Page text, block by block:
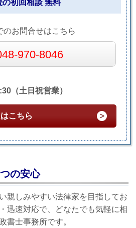
の初回相談 無料
のお問合せはこちら
970-8046
（土日祝営業）
こちら
の安心
親しみやすい法律家を目指してお
迅速対応で、どなたでも気軽に相
書士事務所です。